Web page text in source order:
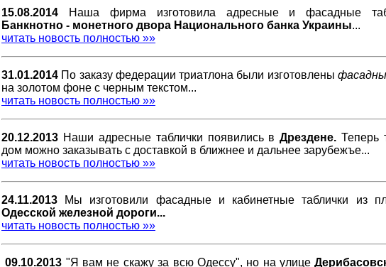
15.08.2014
Наша фирма изготовила адресные и фасадные
Банкнотно - монетного двора Национального банка Украины...
читать новость полностью »»
31.01.2014 По заказу федерации триатлона были изготовлены
на золотом фоне с черным текстом...
читать новость полностью »»
20.12.2013 Наши адресные таблички появились вДрездене. Теперь
дом можно заказывать с доставкой в ближнее и дальнее зарубежъе...
читать новость полностью »»
24.11.2013
Мы изготовили фасадные и кабинетные таблички из
Одесской железной дороги...
читать новость полностью »»
09.10.2013 "Я вам не скажу за всю Одессу", но на улице